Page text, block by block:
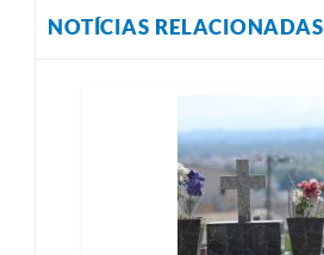
NOTÍCIAS RELACIONADAS